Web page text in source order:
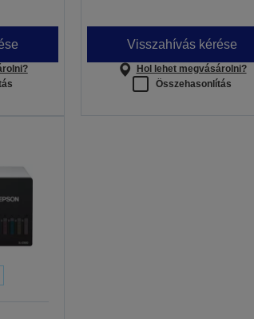
Visszahívás kérése
Hol lehet megvásárolni?
Összehasonlítás